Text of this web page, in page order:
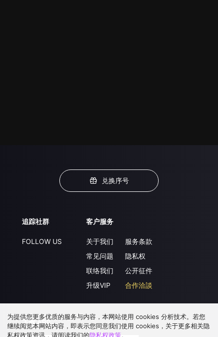
兑换序号
追踪社群
FOLLOW US
客户服务
关于我们
常见问题
联络我们
升级VIP
服务条款
隐私权
公开征件
合作洽談
下载 APP
为提供您更多优质的服务与内容，本网站使用 cookies 分析技术。若您
继续阅览本网站内容，即表示您同意我们使用 cookies，关于更多相关隐
私权政策资讯，请阅读我们的隐私权政策。